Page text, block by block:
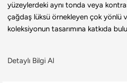
yüzeylerdeki aynı tonda veya
çağdaş lüksü örnekleyen çok yönlü
koleksiyonun tasarımına katkıda
Detaylı Bilgi Al